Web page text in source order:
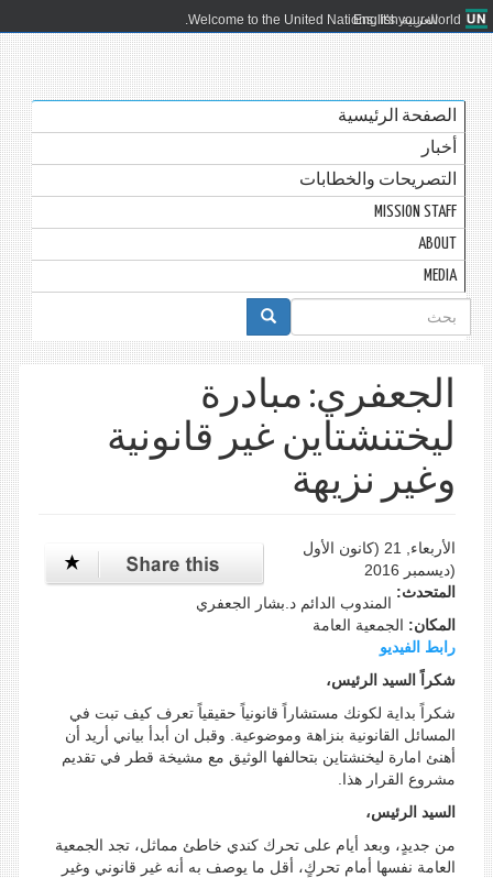
Welcome to the United Nations. It's your world.
العربية English
الصفحة الرئيسية
أخبار
التصريحات والخطابات
MISSION STAFF
ABOUT
MEDIA
استمارة
البحث
الجعفري: مبادرة
ليختنشتاين غير قانونية
وغير نزيهة
الأربعاء, 21 (كانون اﻷول
(ديسمبر 2016
المتحدث:
المندوب الدائم د.بشار الجعفري
المكان: الجمعية العامة
رابط الفيديو
شكراً السيد الرئيس،
شكراً بداية لكونك مستشاراً قانونياً حقيقياً تعرف كيف تبت في
المسائل القانونية بنزاهة وموضوعية. وقبل ان أبدأ بياني أريد أن
أهنئ امارة ليخنشتاين بتحالفها الوثيق مع مشيخة قطر في تقديم
مشروع القرار هذا.
السيد الرئيس،
من جديدٍ، وبعد أيام على تحرك كندي خاطئ مماثل، تجد الجمعية
العامة نفسها أمام تحركٍ، أقل ما يوصف به أنه غير قانوني وغير